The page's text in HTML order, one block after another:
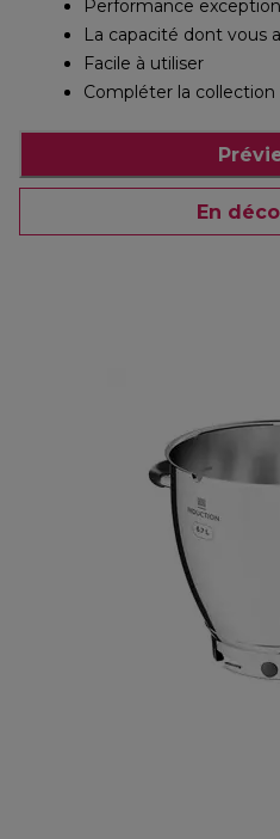
Performance
La capacité dont vous
Facile à utiliser
Compléter la collection
En